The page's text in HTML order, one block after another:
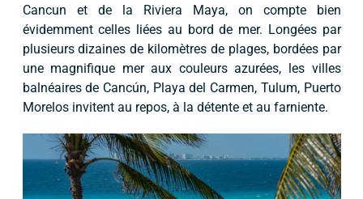
Cancun et de la Riviera Maya, on compte bien
évidemment celles liées au bord de mer. Longées par
plusieurs dizaines de kilomètres de plages, bordées par
une magnifique mer aux couleurs azurées, les villes
balnéaires de Cancún, Playa del Carmen, Tulum, Puerto
Morelos invitent au repos, à la détente et au farniente.